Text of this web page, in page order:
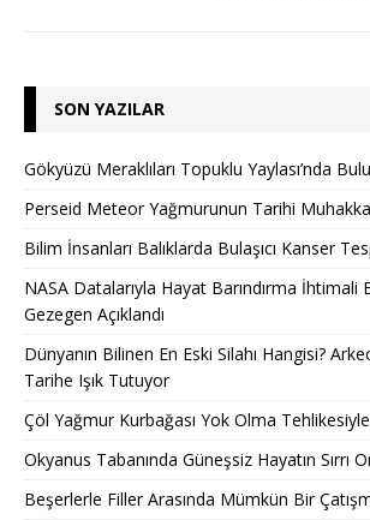
SON YAZILAR
Gökyüzü Meraklıları Topuklu Yaylası’nda
Perseid Meteor Yağmurunun Tarihi
Bilim İnsanları Balıklarda Bulaşıcı Kanser
NASA Datalarıyla Hayat Barındırma İhtimali
Gezegen Açıklandı
Dünyanın Bilinen En Eski Silahı Hangisi?
Tarihe Işık Tutuyor
Çöl Yağmur Kurbağası Yok Olma Tehlikesiyle
Okyanus Tabanında Güneşsiz Hayatın Sırrı
Beşerlerle Filler Arasında Mümkün Bir